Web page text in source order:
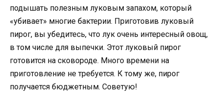
подышать полезным луковым запахом, который
«убивает» многие бактерии. Приготовив луковый
пирог, вы убедитесь, что лук очень интересный овощ,
в том числе для выпечки. Этот луковый пирог
готовится на сковороде. Много времени на
приготовление не требуется. К тому же, пирог
получается бюджетным. Советую!